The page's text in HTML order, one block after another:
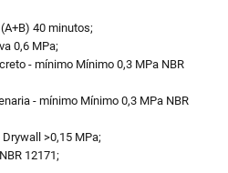
40 minutos;
0,6 MPa;
- mínimo Mínimo 0,3 MPa NBR
- mínimo Mínimo 0,3 MPa NBR
>0,15 MPa;
12171;